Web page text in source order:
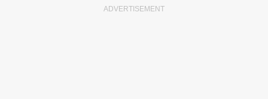
ADVERTISEMENT